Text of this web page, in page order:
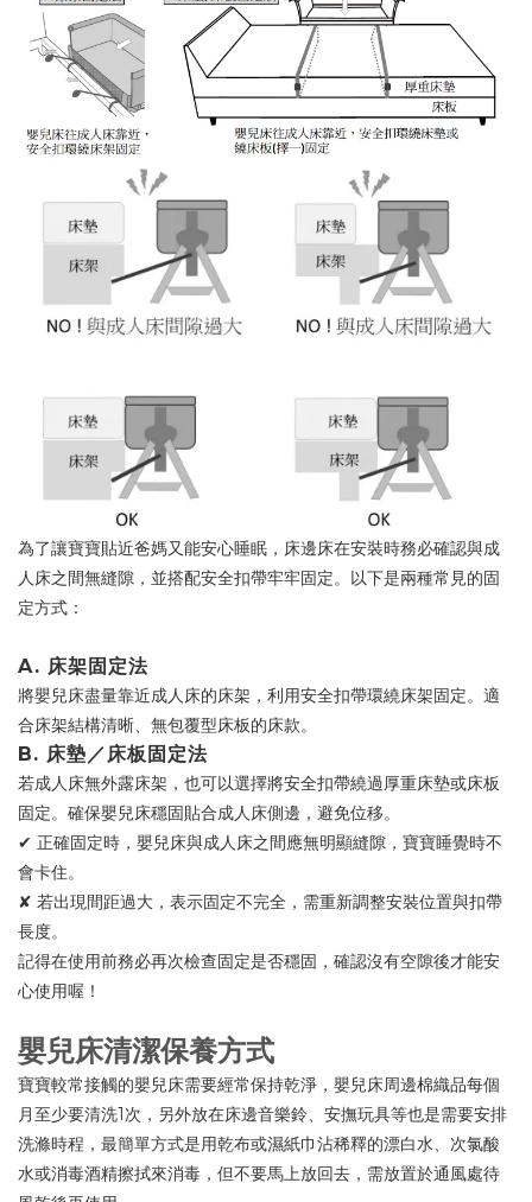
為了讓寶寶貼近爸媽又能安心睡眠，床邊床在安裝時務必確認與成
人床之間無縫隙，並搭配安全扣帶牢牢固定。以下是兩種常見的固
定方式：
A. 床架固定法
將嬰兒床盡量靠近成人床的床架，利用安全扣帶環繞床架固定。適
合床架結構清晰、無包覆型床板的床款。
B. 床墊／床板固定法
若成人床無外露床架，也可以選擇將安全扣帶繞過厚重床墊或床板
固定。確保嬰兒床穩固貼合成人床側邊，避免位移。
✔ 正確固定時，嬰兒床與成人床之間應無明顯縫隙，寶寶睡覺時不
會卡住。
✘ 若出現間距過大，表示固定不完全，需重新調整安裝位置與扣帶
長度。
記得在使用前務必再次檢查固定是否穩固，確認沒有空隙後才能安
心使用喔！
嬰兒床清潔保養方式
寶寶較常接觸的嬰兒床需要經常保持乾淨，嬰兒床周邊棉織品每個
月至少要清洗1次，另外放在床邊音樂鈴、安撫玩具等也是需要安排
洗滌時程，最簡單方式是用乾布或濕紙巾沾稀釋的漂白水、次氯酸
水或消毒酒精擦拭來消毒，但不要馬上放回去，需放置於通風處待